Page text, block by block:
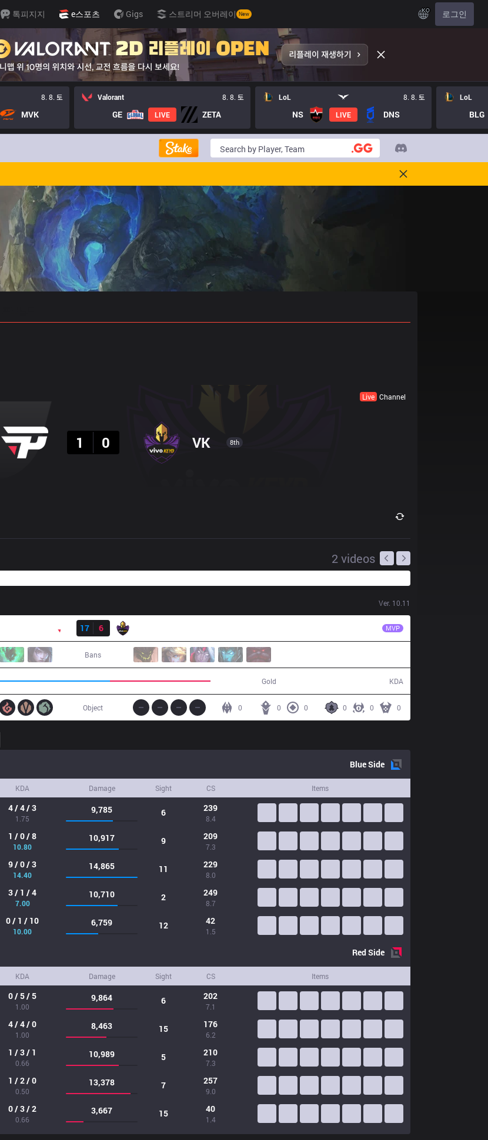
톡피지지 e스포츠 Gigs 스트리머 오버레이 New KO 로그인
8. 8. 토
MVK
Valorant 8. 8. 토
GE LIVE ZETA
LoL 8. 8. 토
NS LIVE DNS
LoL
BLG
Live Channel
1
0 VK 8th
2 videos
Ver. 10.11
17
6 MVP
Bans
Gold KDA
0 0 0
0 0
0
Object
BlueSide
KDA Damage Sight CS Items
4 / 4 / 3
1.75
9,785 6 239
8.4
1 / 0 / 8
10.80
10,917 9 209
7.3
9 / 0 / 3
14.40
14,865 11 229
8.0
3 / 1 / 4
7.00
10,710 2 249
8.7
0 / 1 / 10
10.00
6,759 12 42
1.5
RedSide
KDA Damage Sight CS Items
0 / 5 / 5
1.00
9,864 6 202
7.1
4 / 4 / 0
1.00
8,463 15 176
6.2
1 / 3 / 1
0.66
10,989 5 210
7.3
1 / 2 / 0
0.50
13,378 7 257
9.0
0 / 3 / 2
0.66
3,667 15 40
1.4